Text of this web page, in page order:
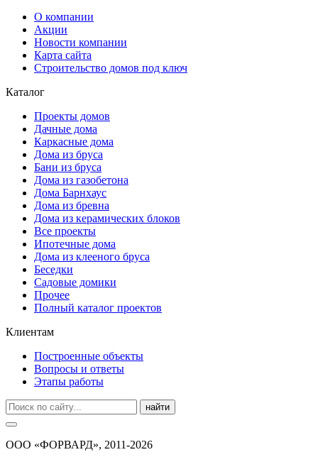
О компании
Акции
Новости компании
Карта сайта
Строительство домов под ключ
Каталог
Проекты домов
Дачные дома
Каркасные дома
Дома из бруса
Бани из бруса
Дома из газобетона
Дома Барнхаус
Дома из бревна
Дома из керамических блоков
Все проекты
Ипотечные дома
Дома из клееного бруса
Беседки
Садовые домики
Прочее
Полный каталог проектов
Клиентам
Построенные объекты
Вопросы и ответы
Этапы работы
найти
ООО «ФОРВАРД», 2011-2026